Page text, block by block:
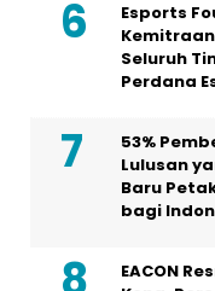
Esports
Seluruh
Perdana
53%
Lulusan
Baru
bagi
EACON